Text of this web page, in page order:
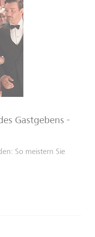
Gastgebens -
So meistern Sie